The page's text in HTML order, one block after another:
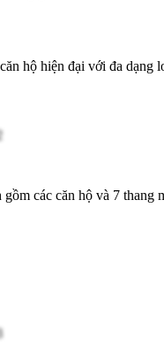
hộ hiện đại với đa dạng
các căn hộ và 7